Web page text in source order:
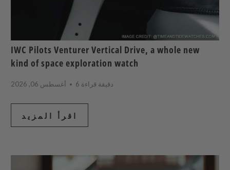
IWC Pilots Venturer Vertical Drive, a whole new
kind of space exploration watch
أغسطس 06, 2026 6 دقيقة قراءة
اقرأ المزيد